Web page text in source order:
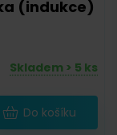
(indukce)
Skladem > 5 ks
Do košíku